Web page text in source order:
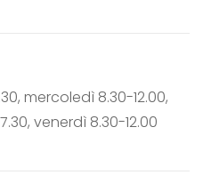
mercoledì 8.30-12.00,
venerdì 8.30-12.00